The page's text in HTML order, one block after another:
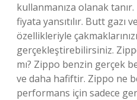
kullanmanıza olanak
fiyata yansıtılır. Butt gazı
özellikleriyle
gerçekleştirebilirsiniz.
mı? Zippo benzin gerçek
ve daha hafiftir. Zippo ne
performans için sadece